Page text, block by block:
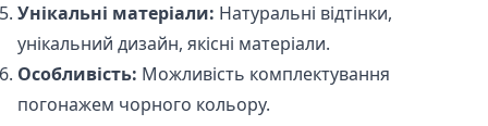
Унікальні матеріали: Натуральні відтінки,
унікальний дизайн, якісні матеріали.
Особливість: Можливість комплектування
погонажем чорного кольору.